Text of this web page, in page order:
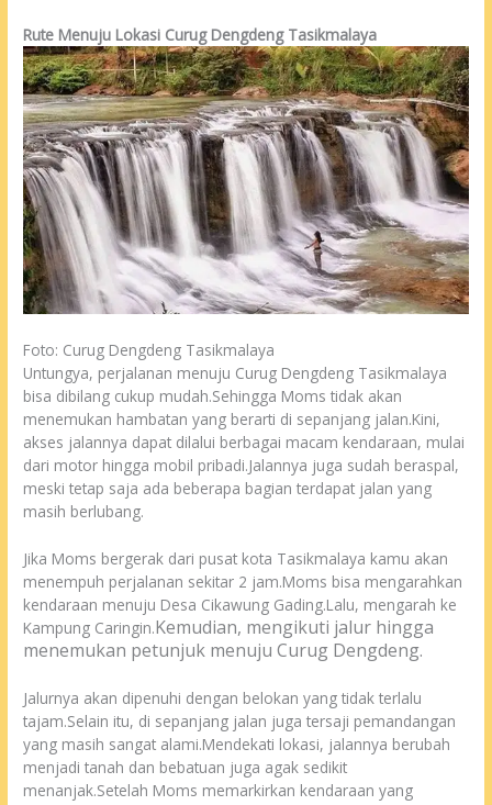
Rute Menuju Lokasi Curug Dengdeng Tasikmalaya
Foto: Curug Dengdeng Tasikmalaya
Untungya, perjalanan menuju Curug Dengdeng Tasikmalaya
bisa dibilang cukup mudah.Sehingga Moms tidak akan
menemukan hambatan yang berarti di sepanjang jalan.Kini,
akses jalannya dapat dilalui berbagai macam kendaraan, mulai
dari motor hingga mobil pribadi.Jalannya juga sudah beraspal,
meski tetap saja ada beberapa bagian terdapat jalan yang
masih berlubang.
Jika Moms bergerak dari pusat kota Tasikmalaya kamu akan
menempuh perjalanan sekitar 2 jam.Moms bisa mengarahkan
kendaraan menuju Desa Cikawung Gading.Lalu, mengarah ke
Kampung Caringin.Kemudian, mengikuti jalur hingga
menemukan petunjuk menuju Curug Dengdeng.
Jalurnya akan dipenuhi dengan belokan yang tidak terlalu
tajam.Selain itu, di sepanjang jalan juga tersaji pemandangan
yang masih sangat alami.Mendekati lokasi, jalannya berubah
menjadi tanah dan bebatuan juga agak sedikit
menanjak.Setelah Moms memarkirkan kendaraan yang